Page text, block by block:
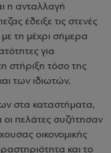
η ανταλλαγή
έδειξε τις στενές
τη μέχρι σήμερα
για
στήριξη τόσο της
των ιδιωτών.
στα καταστήματα,
οι πελάτες συζήτησαν
οικονομικής
και το